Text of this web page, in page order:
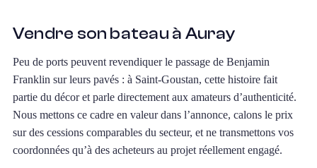
Vendre son bateau à Auray
Peu de ports peuvent revendiquer le passage de Benjamin
Franklin sur leurs pavés : à Saint-Goustan, cette histoire fait
partie du décor et parle directement aux amateurs d’authenticité.
Nous mettons ce cadre en valeur dans l’annonce, calons le prix
sur des cessions comparables du secteur, et ne transmettons vos
coordonnées qu’à des acheteurs au projet réellement engagé.